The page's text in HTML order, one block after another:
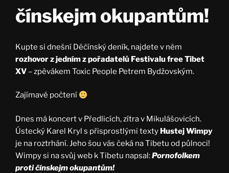
čínskejm okupantům!
Kupte si dnešní Děčínský deník, najdete v něm
rozhovor z jedním z pořadatelů Festivalu free Tibet
XV – zpěvákem Toxic People Petrem Bydžovským.
Zajímavé počtení
Dnes má koncert v Předlicích, zítra v Mikulášovicích.
Ústecký Karel Kryl s přisprostlými texty Hustej Wimpy
je na roztrhání. Jeho šou vás čeká na Tibetu od půlnoci!
Wimpy si na svůj web k Tibetu napsal:Pornofolkem
proti čínskejm okupantům!